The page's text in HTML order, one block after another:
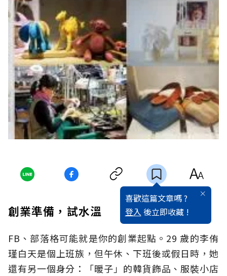
喜歡這篇文章嗎 ?
登入 後立即收藏 !
創業準備，試水溫
FB、部落格可能就是你的創業起點。29 歲的李侑
瑾白天是個上班族，但午休、下班後或假日時，她
還有另一個身分：「暖子」的韓貨飾品、服裝小店